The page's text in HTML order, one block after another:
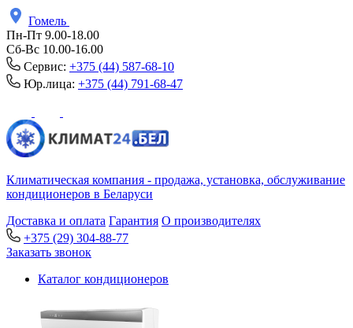
Гомель
Пн-Пт 9.00-18.00
Сб-Вс 10.00-16.00
Сервис: +375 (44) 587-68-10
Юр.лица: +375 (44) 791-68-47
Климатическая компания - продажа, установка, обслуживание
кондиционеров в Беларуси
Доставка и оплата Гарантия О производителях
+375 (29) 304-88-77
Заказать звонок
Каталог кондиционеров